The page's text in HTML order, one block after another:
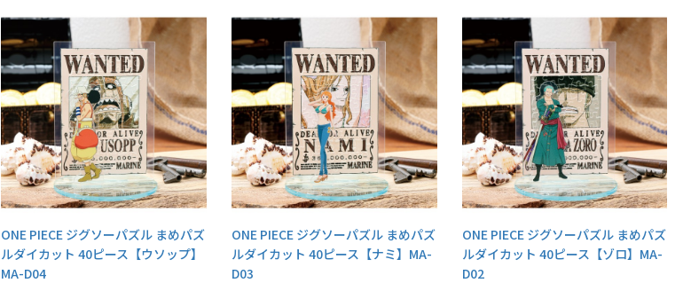
ONE PIECE ジグソーパズル まめパズ
ルダイカット 40ピース【ウソップ】
MA-D04
ONE PIECE ジグソーパズル まめパズ
ルダイカット 40ピース【ナミ】MA-
D03
ONE PIECE ジグソーパズル まめパズ
ルダイカット 40ピース【ゾロ】MA-
D02